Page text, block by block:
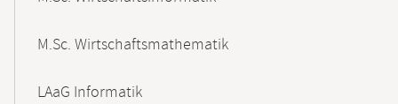
M.Sc. Wirtschaftsmathematik
LAaG Informatik